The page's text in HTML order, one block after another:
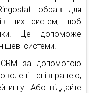
обрав для
цих систем, щоб
Це допоможе
системи.
за допомогою
співпрацею,
Або віддайте